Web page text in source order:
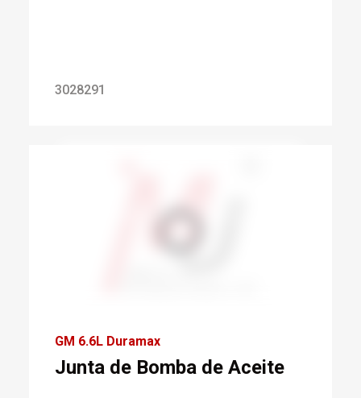
3028291
GM 6.6L Duramax
Junta de Bomba de Aceite